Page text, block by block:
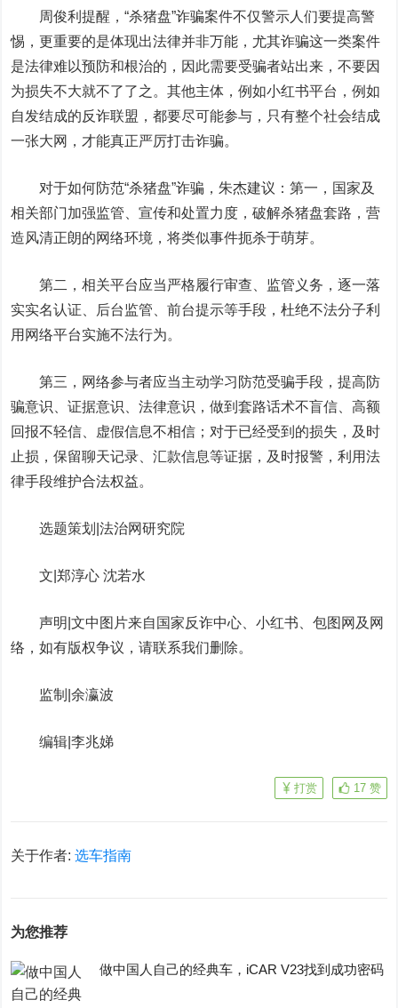
周俊利提醒，“杀猪盘”诈骗案件不仅警示人们要提高警
惕，更重要的是体现出法律并非万能，尤其诈骗这一类案件
是法律难以预防和根治的，因此需要受骗者站出来，不要因
为损失不大就不了了之。其他主体，例如小红书平台，例如
自发结成的反诈联盟，都要尽可能参与，只有整个社会结成
一张大网，才能真正严厉打击诈骗。
对于如何防范“杀猪盘”诈骗，朱杰建议：第一，国家及
相关部门加强监管、宣传和处置力度，破解杀猪盘套路，营
造风清正朗的网络环境，将类似事件扼杀于萌芽。
第二，相关平台应当严格履行审查、监管义务，逐一落
实实名认证、后台监管、前台提示等手段，杜绝不法分子利
用网络平台实施不法行为。
第三，网络参与者应当主动学习防范受骗手段，提高防
骗意识、证据意识、法律意识，做到套路话术不盲信、高额
回报不轻信、虚假信息不相信；对于已经受到的损失，及时
止损，保留聊天记录、汇款信息等证据，及时报警，利用法
律手段维护合法权益。
选题策划|法治网研究院
文|郑淳心 沈若水
声明|文中图片来自国家反诈中心、小红书、包图网及网
络，如有版权争议，请联系我们删除。
监制|余瀛波
编辑|李兆娣
17 赞
打赏
关于作者:选车指南
为您推荐
做中国人自己的经典车，iCAR V23找到成功密码